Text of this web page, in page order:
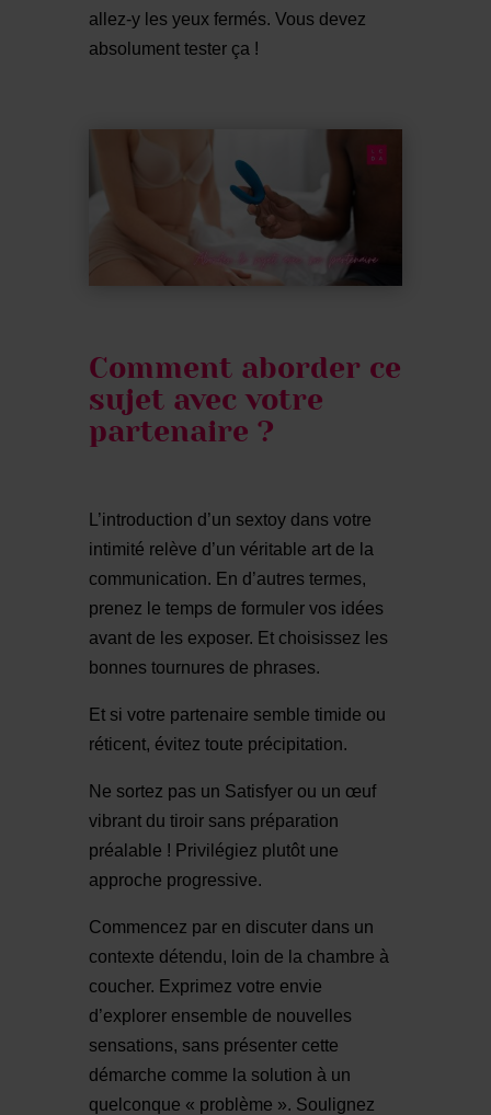
allez-y les yeux fermés. Vous devez
absolument tester ça !
Comment aborder ce
sujet avec votre
partenaire ?
L’introduction d’un sextoy dans votre
intimité relève d’un véritable art de la
communication. En d’autres termes,
prenez le temps de formuler vos idées
avant de les exposer. Et choisissez les
bonnes tournures de phrases.
Et si votre partenaire semble timide ou
réticent, évitez toute précipitation.
Ne sortez pas un Satisfyer ou un œuf
vibrant du tiroir sans préparation
préalable ! Privilégiez plutôt une
approche progressive.
Commencez par en discuter dans un
contexte détendu, loin de la chambre à
coucher. Exprimez votre envie
d’explorer ensemble de nouvelles
sensations, sans présenter cette
démarche comme la solution à un
quelconque « problème ». Soulignez